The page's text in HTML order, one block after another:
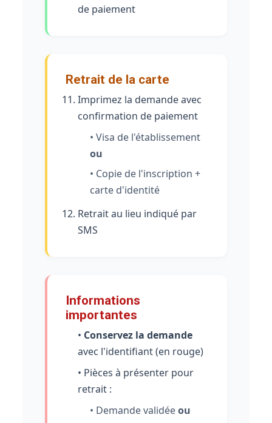
de paiement
Retrait de la carte
Imprimez la demande avec
confirmation de paiement
• Visa de l'établissement
ou
• Copie de l'inscription +
carte d'identité
Retrait au lieu indiqué par
SMS
Informations
importantes
• Conservez la demande
avec l'identifiant (en rouge)
• Pièces à présenter pour
retrait :
• Demande validéeou